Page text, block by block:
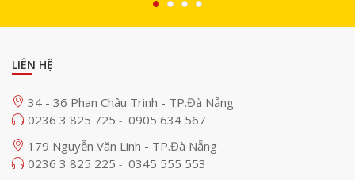
LIÊN HỆ
34 - 36 Phan Châu Trinh - TP.Đà Nẵng
0236 3 825 725 - 0905 634 567
179 Nguyễn Văn Linh - TP.Đà Nẵng
0236 3 825 225 - 0345 555 553